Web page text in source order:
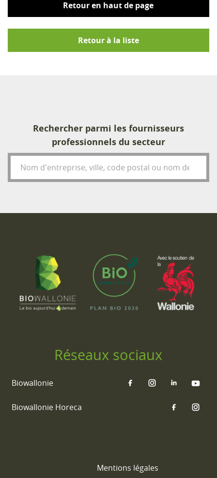
Retour en haut de page
Retour à la liste
Rechercher parmi les fournisseurs
professionnels du secteur
Réseaux sociaux
Biowallonie
Biowallonie Horeca
Mentions légales